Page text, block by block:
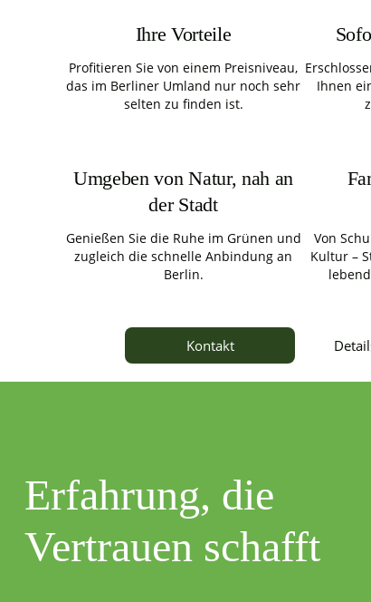
Ihre Vorteile
Profitieren Sie von einem Preisniveau,
das im Berliner Umland nur noch sehr
selten zu finden ist.
Ihnen
Umgeben von Natur, nah an
der Stadt
Genießen Sie die Ruhe im Grünen und
zugleich die schnelle Anbindung an
Berlin.
Von
Kultur –
Kontakt
Erfahrung, die
Vertrauen schafft